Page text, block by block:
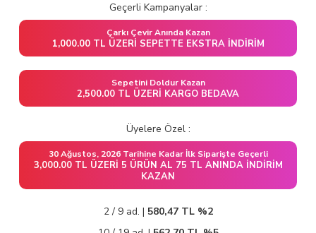
Geçerli Kampanyalar :
Çarkı Çevir Anında Kazan
1,000.00 TL ÜZERI SEPETTE EKSTRA İNDIRIM
Sepetini Doldur Kazan
2,500.00 TL ÜZERI KARGO BEDAVA
Üyelere Özel :
30 Ağustos, 2026 Tarihine Kadar İlk Siparişte Geçerli
3,000.00 TL ÜZERI 5 ÜRÜN AL 75 TL ANINDA İNDIRIM
KAZAN
2 / 9 ad. | 580,47TL %2